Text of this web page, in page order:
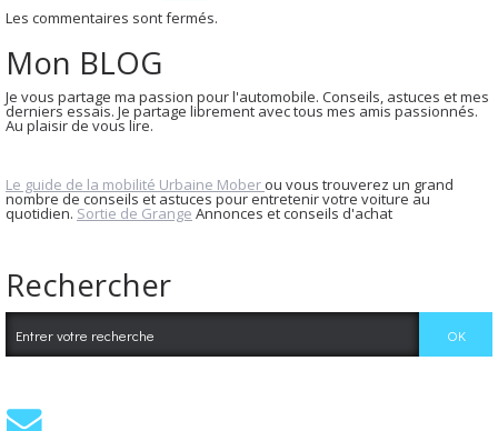
Les commentaires sont fermés.
Mon BLOG
Je vous partage ma passion pour l'automobile. Conseils, astuces et mes
derniers essais. Je partage librement avec tous mes amis passionnés.
Au plaisir de vous lire.
Le guide de la mobilité Urbaine Mober ou vous trouverez un grand
nombre de conseils et astuces pour entretenir votre voiture au
quotidien. Sortie de Grange Annonces et conseils d'achat
Rechercher